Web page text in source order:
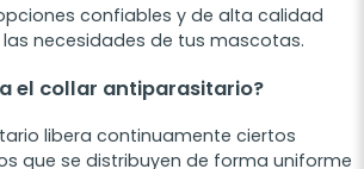
confiables y de alta calidad
necesidades de tus mascotas.
el collar antiparasitario?
libera continuamente ciertos
que se distribuyen de forma uniforme